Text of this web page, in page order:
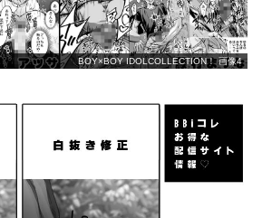
BOY×BOY IDOLCOLLECTION！ 画像4